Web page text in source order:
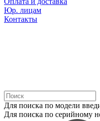
Юр. лицам
Контакты
Для поиска по модели
Для поиска по серийному